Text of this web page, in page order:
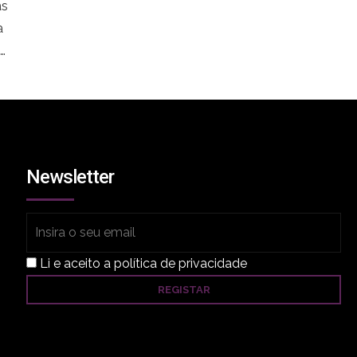
Newsletter
Li e aceito a política de privacidade